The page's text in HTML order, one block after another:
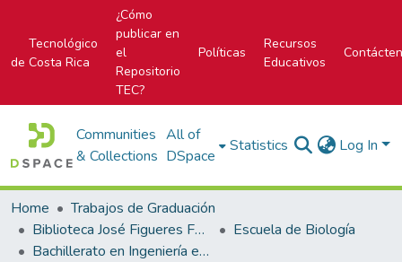
Tecnológico
de Costa Rica
¿Cómo
publicar en
el
Repositorio
TEC?
Políticas
Recursos
Educativos
Communities
& Collections
All of
DSpace
Statistics Log In
Home
Trabajos de Graduación
Biblioteca José Figueres Ferrer
Escuela de Biología
Bachillerato en Ingeniería en Biotecnología